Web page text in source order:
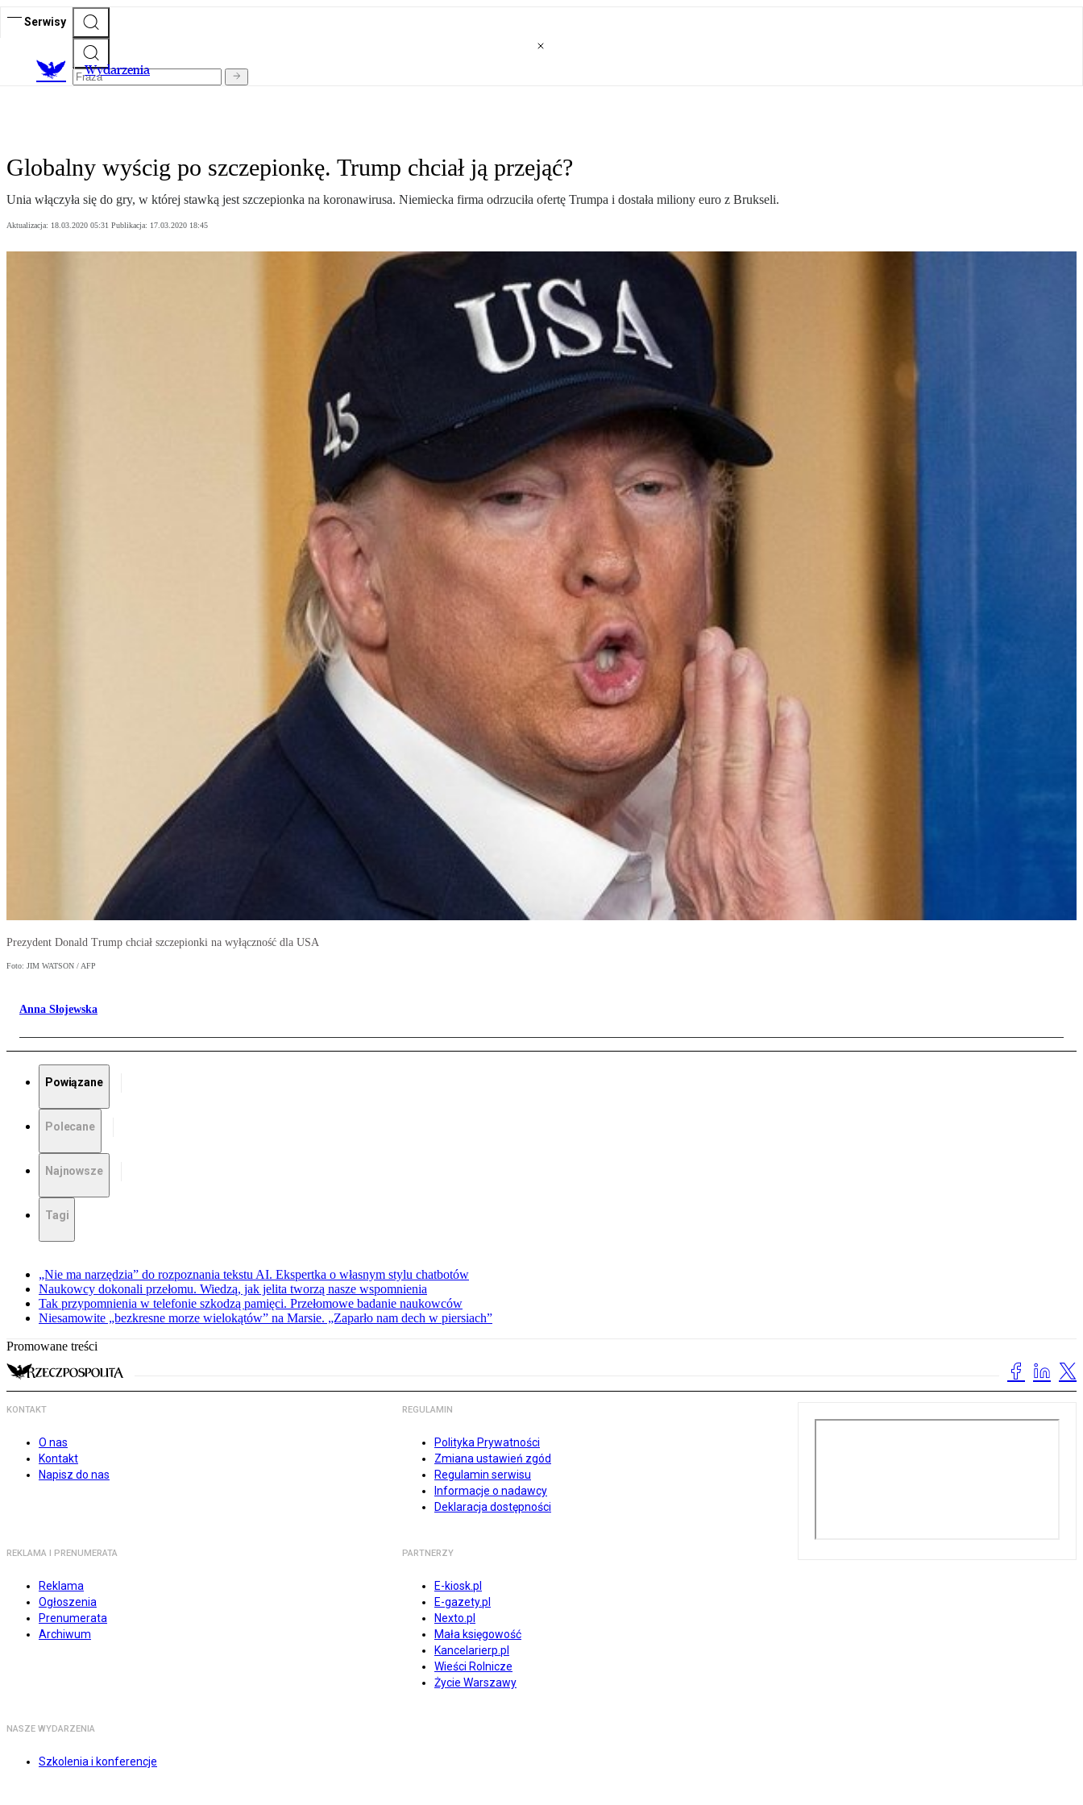
Serwisy
Wydarzenia
Globalny wyścig po szczepionkę. Trump chciał ją przejąć?
Unia włączyła się do gry, w której stawką jest szczepionka na koronawirusa. Niemiecka firma odrzuciła ofertę Trumpa i dostała miliony euro z Brukseli.
Aktualizacja: 18.03.2020 05:31 Publikacja: 17.03.2020 18:45
Prezydent Donald Trump chciał szczepionki na wyłączność dla USA
Foto: JIM WATSON / AFP
Anna Słojewska
Powiązane
Polecane
Najnowsze
Tagi
„Nie ma narzędzia” do rozpoznania tekstu AI. Ekspertka o własnym stylu chatbotów
Naukowcy dokonali przełomu. Wiedzą, jak jelita tworzą nasze wspomnienia
Tak przypomnienia w telefonie szkodzą pamięci. Przełomowe badanie naukowców
Niesamowite „bezkresne morze wielokątów” na Marsie. „Zaparło nam dech w piersiach”
Promowane treści
KONTAKT
O nas
Kontakt
Napisz do nas
REGULAMIN
Polityka Prywatności
Zmiana ustawień zgód
Regulamin serwisu
Informacje o nadawcy
Deklaracja dostępności
REKLAMA I PRENUMERATA
Reklama
Ogłoszenia
Prenumerata
Archiwum
PARTNERZY
E-kiosk.pl
E-gazety.pl
Nexto.pl
Mała księgowość
Kancelarierp.pl
Wieści Rolnicze
Życie Warszawy
NASZE WYDARZENIA
Szkolenia i konferencje